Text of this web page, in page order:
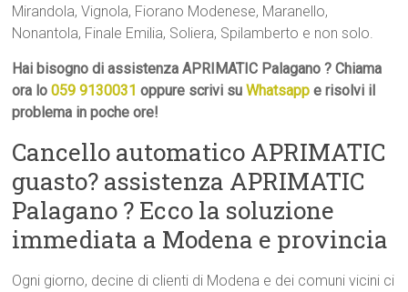
Mirandola, Vignola, Fiorano Modenese, Maranello,
Nonantola, Finale Emilia, Soliera, Spilamberto e non solo.
Hai bisogno di assistenza APRIMATIC Palagano ? Chiama
ora lo059 9130031 oppure scrivi suWhatsapp e risolvi il
problema in poche ore!
Cancello automatico APRIMATIC
guasto? assistenza APRIMATIC
Palagano ? Ecco la soluzione
immediata a Modena e provincia
Ogni giorno, decine di clienti di Modena e dei comuni vicini ci